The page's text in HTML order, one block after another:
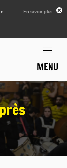
En savoir plus
MENU